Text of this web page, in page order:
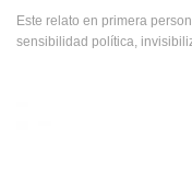
Este relato en primera
sensibilidad política,